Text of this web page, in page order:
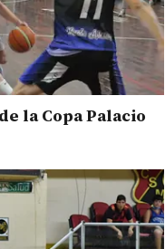
la Copa Palacio